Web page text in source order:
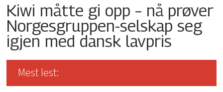
Kiwi måtte gi opp – nå prøver
Norgesgruppen-selskap seg
igjen med dansk lavpris
Mest lest: